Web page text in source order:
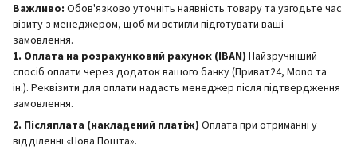
Важливо: Обов'язково уточніть наявність товару та узгодьте час
візиту з менеджером, щоб ми встигли підготувати ваші
замовлення.
1. Оплата на розрахунковий рахунок (IBAN) Найзручніший
спосіб оплати через додаток вашого банку (Приват24, Mono та
ін.). Реквізити для оплати надасть менеджер після підтвердження
замовлення.
2. Післяплата (накладений платіж) Оплата при отриманні у
відділенні «Нова Пошта».